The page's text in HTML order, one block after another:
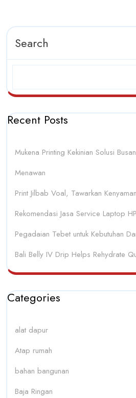
Search
Recent Posts
Mukena Printing Kekinian Solusi
Menawan
Print Jilbab Voal, Tawarkan
Rekomendasi Jasa Service Laptop
Pegadaian Tebet untuk Kebutuhan
Bali Belly IV Drip Helps Rehydrate
Categories
alat dapur
Atap rumah
bahan bangunan
Baja Ringan